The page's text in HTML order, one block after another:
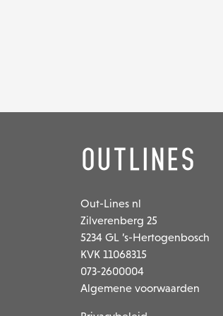
Outlines
Out-Lines nl
Zilverenberg 25
5234 GL ’s-Hertogenbosch
KVK 11068315
073-2600004
Algemene voorwaarden